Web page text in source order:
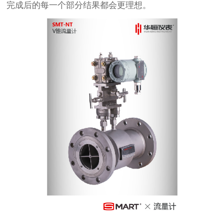
完成后的每一个部分结果都会更理想。